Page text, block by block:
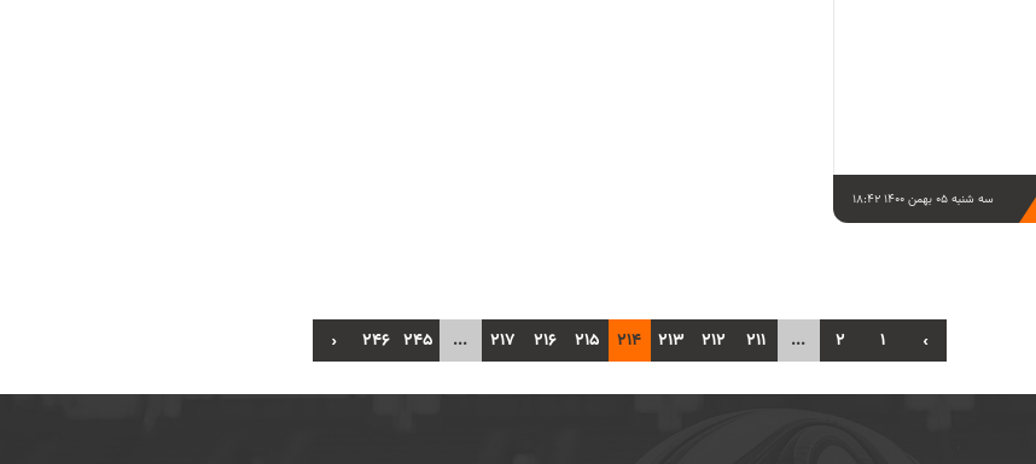
سه شنبه 05 بهمن 1400 18:42
‹
1
2
...
211
212
213
214
215
216
217
...
245
246
›